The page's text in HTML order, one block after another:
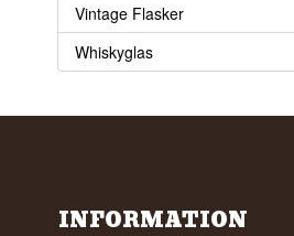
Vintage Flasker
Whiskyglas
INFORMATION